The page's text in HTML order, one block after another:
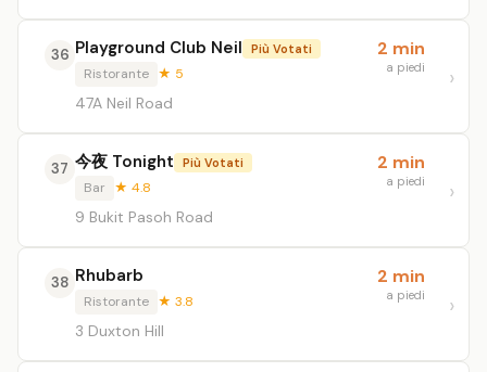
36 Playground Club Neil Più Votati
Ristorante ★ 5
47A Neil Road
2 min
a piedi
37 今夜 Tonight Più Votati
Bar ★ 4.8
9 Bukit Pasoh Road
2 min
a piedi
38 Rhubarb
Ristorante ★ 3.8
3 Duxton Hill
2 min
a piedi